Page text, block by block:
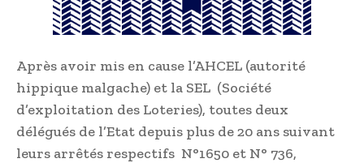
Après avoir mis en cause l’AHCEL (autorité
hippique malgache) et la SEL (Société
d’exploitation des Loteries), toutes deux
délégués de l’Etat depuis plus de 20 ans suivant
leurs arrêtés respectifs N°1650 et N° 736,